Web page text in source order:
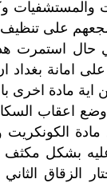
والمستشفيات
على تنظيف
حال استمرت
على امانة بغداد
اية مادة اخرى
وضع اعقاب
مادة الكونكريت
بشكل مكثف
الزقاق الثاني